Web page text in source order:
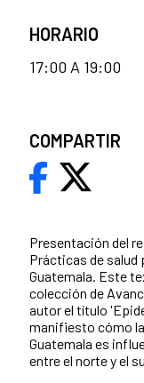
Presentación del
Prácticas de salud
Guatemala. Este
colección de
autor el título
manifiesto cómo
Guatemala es
entre el norte y el
HORARIO
17:00 A 19:00
COMPARTIR